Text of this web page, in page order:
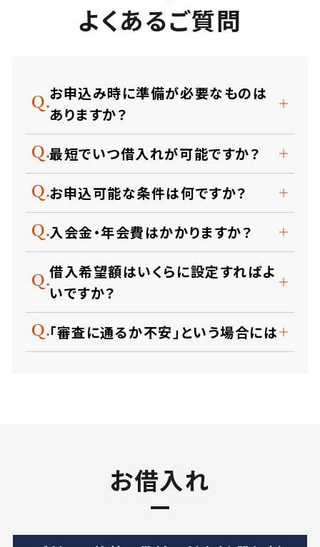
よくあるご質問
お申込み時に準備が必要なものは
ありますか？
最短でいつ借入れが可能ですか？
お申込可能な条件は何ですか？
入会金・年会費はかかりますか？
借入希望額はいくらに設定すればよ
いですか？
「審査に通るか不安」という場合には
お借入れ